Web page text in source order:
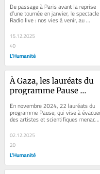
Proche-Orient par ceux
qui l’ont vécue
De passage à Paris avant la reprise
d’une tournée en janvier, le spectacle
Radio live : nos vies à venir, au
dispositif singulier, fait entendre...
15.12.2025
40
L'Humanité
À Gaza, les lauréats du
programme Pause
l’attente d’une
évacuation
En novembre 2024, 22 lauréats du
programme Pause, qui vise à
des artistes et scientifiques menacés
dans leur pays, se retrouvaient...
02.12.2025
20
L'Humanité